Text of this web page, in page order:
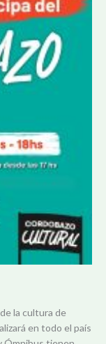
la cultura de
en todo el país